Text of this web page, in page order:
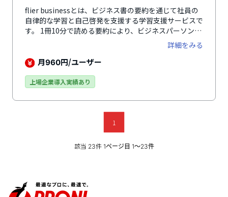
flier businessとは、ビジネス書の要約を通じて社員の
自律的な学習と自己啓発を支援する学習支援サービスで
す。 1冊10分で読める要約により、ビジネスパーソンに
とって役立つ4000冊もの豊富なラインナップから効率
的に知識を習得でき、学習の習慣化を促します。これに
より、自主的に学ぶ文化が醸成され、すでに1,100社も
詳細をみる
月960円/ユーザー
上場企業導入実績あり
1
該当 23件 1ページ目 1〜23件